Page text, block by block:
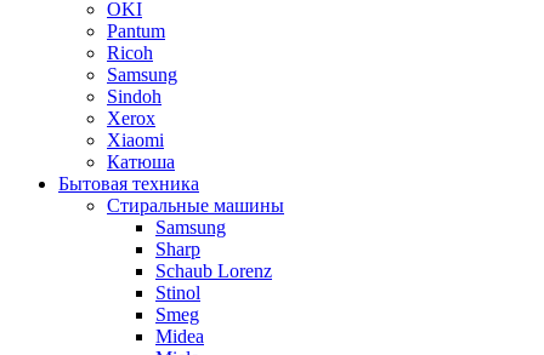
OKI
Pantum
Ricoh
Samsung
Sindoh
Xerox
Xiaomi
Катюша
Бытовая техника
Стиральные машины
Samsung
Sharp
Schaub Lorenz
Stinol
Smeg
Midea